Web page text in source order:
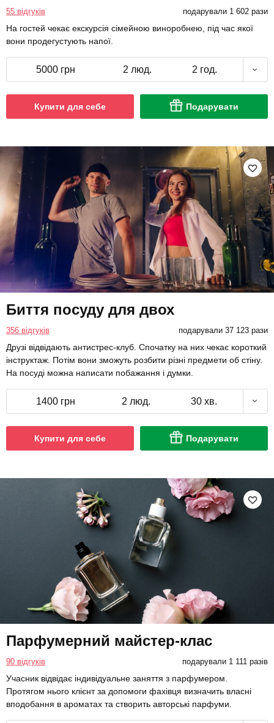
55 відгуків подарували 1 602 рази
На гостей чекає екскурсія сімейною виноробнею, під час якої
вони продегустують напої.
5000 грн 2 люд. 2 год.
Купити для себе Подарувати
Биття посуду для двох
356 відгуків подарували 37 123 рази
Друзі відвідають антистрес-клуб. Спочатку на них чекає короткий
інструктаж. Потім вони зможуть розбити різні предмети об стіну.
На посуді можна написати побажання і думки.
1400 грн 2 люд. 30 хв.
Купити для себе Подарувати
Парфумерний майстер-клас
90 відгуків подарували 1 111 разів
Учасник відвідає індивідуальне заняття з парфумером.
Протягом нього клієнт за допомоги фахівця визначить власні
вподобання в ароматах та створить авторські парфуми.